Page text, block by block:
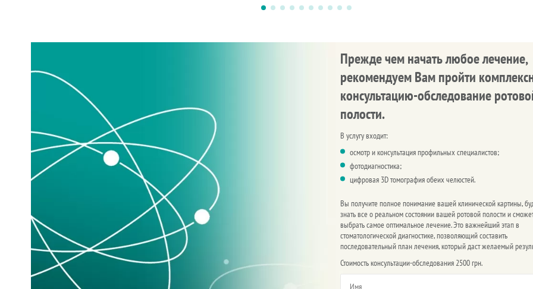
Прежде чем начать любое лечение,
рекомендуем Вам пройти
консультацию-обследование
полости.
В услугу входит:
осмотр и консультация профильных специалистов;
фотодиагностика;
цифровая 3D томография обеих челюстей.
Вы получите полное понимание вашей клинической картины,
знать все о реальном состоянии вашей ротовой полости и
выбрать самое оптимальное лечение. Это важнейший этап в
стоматологической диагностике, позволяющий составить
последовательный план лечения, который даст желаемый
Стоимость консультации-обследования 2500 грн.